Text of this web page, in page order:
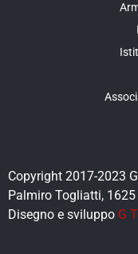
Copyright 2017-2023
Palmiro Togliatti,
Disegno e sviluppo G